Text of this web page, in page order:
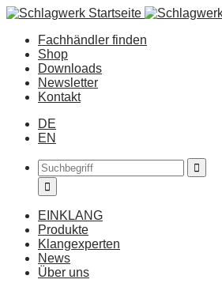
Fachhändler finden
Shop
Downloads
Newsletter
Kontakt
DE
EN
EINKLANG
Produkte
Klangexperten
News
Über uns